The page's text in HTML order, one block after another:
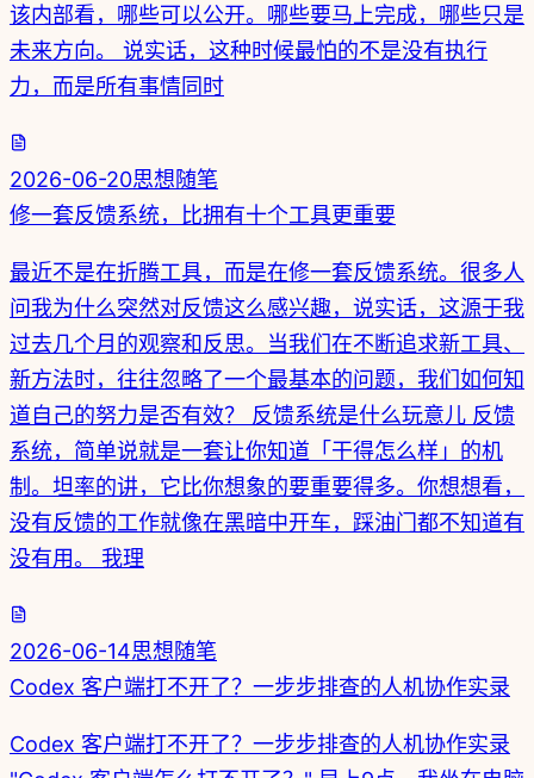
该内部看，哪些可以公开。哪些要马上完成，哪些只是
未来方向。 说实话，这种时候最怕的不是没有执行
力，而是所有事情同时
2026-06-20思想随笔
修一套反馈系统，比拥有十个工具更重要
最近不是在折腾工具，而是在修一套反馈系统。很多人
问我为什么突然对反馈这么感兴趣，说实话，这源于我
过去几个月的观察和反思。当我们在不断追求新工具、
新方法时，往往忽略了一个最基本的问题，我们如何知
道自己的努力是否有效？ 反馈系统是什么玩意儿 反馈
系统，简单说就是一套让你知道「干得怎么样」的机
制。坦率的讲，它比你想象的要重要得多。你想想看，
没有反馈的工作就像在黑暗中开车，踩油门都不知道有
没有用。 我理
2026-06-14思想随笔
Codex 客户端打不开了？一步步排查的人机协作实录
Codex 客户端打不开了？一步步排查的人机协作实录